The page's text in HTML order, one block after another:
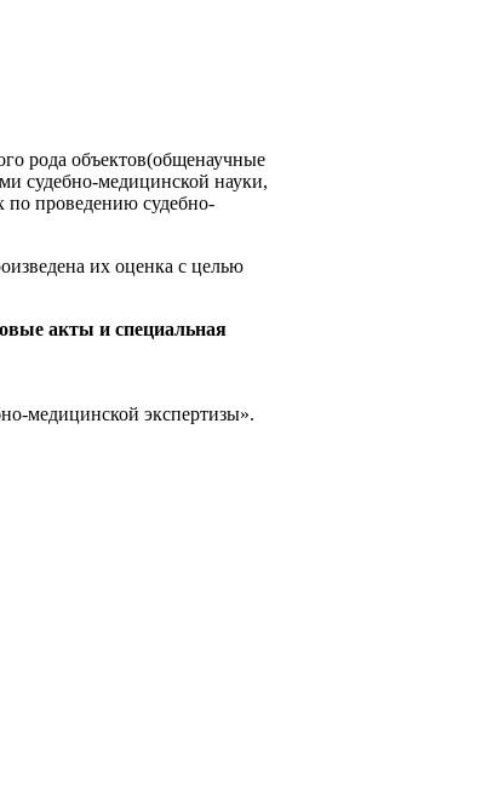
рода объектов(общенаучные
судебно-медицинской науки,
по проведению судебно-
их оценка с целью
акты и специальная
медицинской экспертизы».